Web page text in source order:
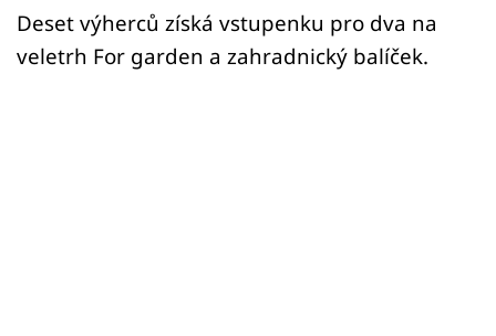
Deset výherců získá vstupenku pro dva na
veletrh For garden a zahradnický balíček.